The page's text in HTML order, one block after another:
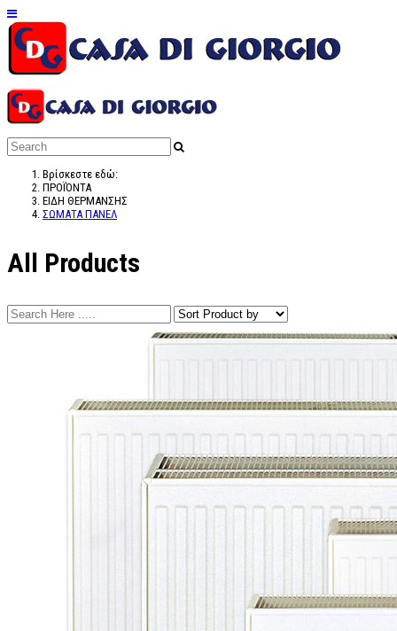
Βρίσκεστε εδώ:
ΠΡΟΪΌΝΤΑ
ΕΙΔΗ ΘΕΡΜΑΝΣΗΣ
ΣΩΜΑΤΑ ΠΑΝΕΛ
All Products